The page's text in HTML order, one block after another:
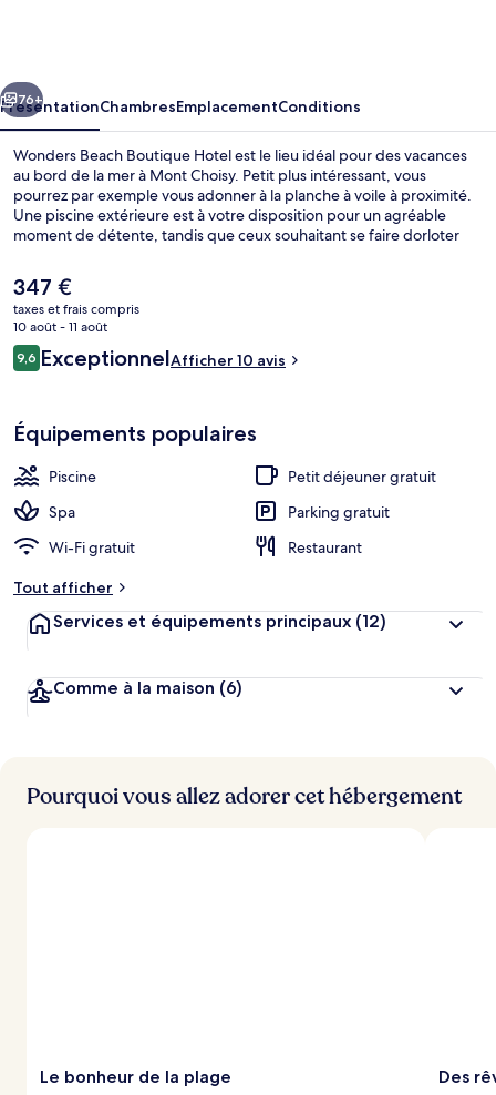
Suivant
76+
PrésentationChambresEmplacementConditions
Wonders Beach Boutique Hotel est le lieu idéal pour des vacances
au bord de la mer à Mont Choisy. Petit plus intéressant, vous
pourrez par exemple vous adonner à la planche à voile à proximité.
Une piscine extérieure est à votre disposition pour un agréable
moment de détente, tandis que ceux souhaitant se faire dorloter
pédicure. Le café est idéal pour manger un bout, à moins que vous
ne préfériez prendre une boisson fraiche au bar/salon. Cet hôtel de
luxe abrite en outre une salle de fitness et un snack-bar/une
épicerie fine.
Le
prix
actuel
est
de
347 €
taxes et frais compris
10 août - 11 août
Avis
voyageurs
9,69,6 sur 10
ExceptionnelAfficher 10 avis
Équipements populaires
Piscine
Petit déjeuner gratuit
Spa
Parking gratuit
Wi-Fi gratuit
Restaurant
Tout afficher
Services et équipements principaux (12)
Comme à la maison (6)
Pourquoi vous allez adorer cet hébergement
Le bonheur de la plage Des